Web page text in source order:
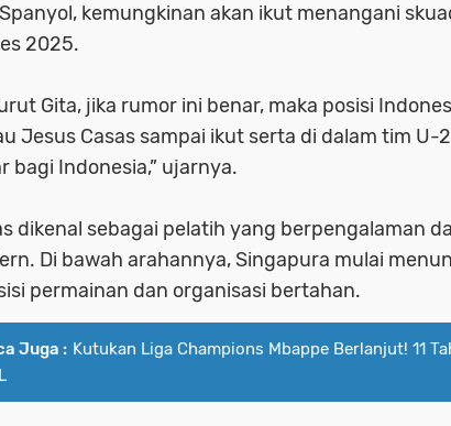
kemungkinan akan ikut menangani
2025.
Gita, jika rumor ini benar, maka posisi
Jesus Casas sampai ikut serta di dalam tim U-
bagi Indonesia,” ujarnya.
dikenal sebagai pelatih yang berpengalaman
Di bawah arahannya, Singapura mulai
permainan dan organisasi bertahan.
Juga : Kutukan Liga Champions Mbappe Berlanjut! 11